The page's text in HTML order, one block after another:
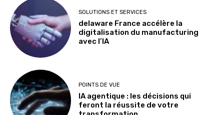
SOLUTIONS ET SERVICES
delaware France accélère la
digitalisation du manufacturing
avec l’IA
POINTS DE VUE
IA agentique : les décisions qui
feront la réussite de votre